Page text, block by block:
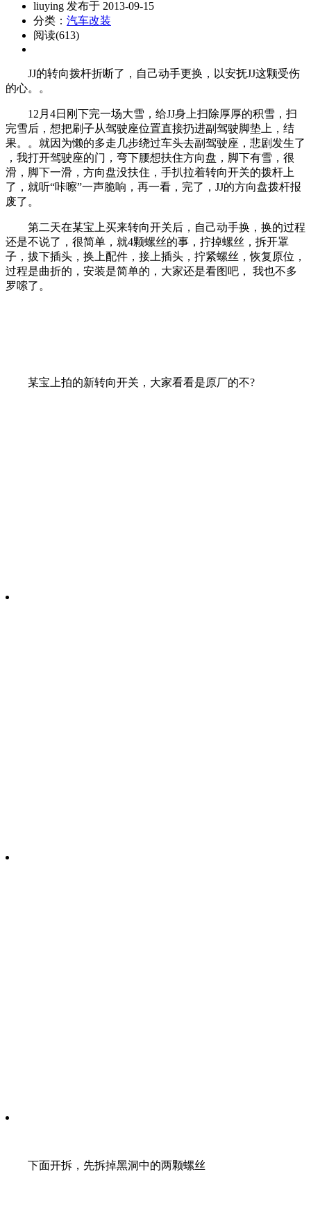
liuying 发布于 2013-09-15
分类： 汽车改装
阅读(613)
JJ的转向拨杆折断了，自己动手更换，以安抚JJ这颗受伤
的心。。
12月4日刚下完一场大雪，给JJ身上扫除厚厚的积雪，扫
完雪后，想把刷子从驾驶座位置直接扔进副驾驶脚垫上，结
果。。就因为懒的多走几步绕过车头去副驾驶座，悲剧发生了
，我打开驾驶座的门，弯下腰想扶住方向盘，脚下有雪，很
滑，脚下一滑，方向盘没扶住，手扒拉着转向开关的拨杆上
了，就听“咔嚓”一声脆响，再一看，完了，JJ的方向盘拨杆报
废了。
第二天在某宝上买来转向开关后，自己动手换，换的过程
还是不说了，很简单，就4颗螺丝的事，拧掉螺丝，拆开罩
子，拔下插头，换上配件，接上插头，拧紧螺丝，恢复原位，
过程是曲折的，安装是简单的，大家还是看图吧， 我也不多
罗嗦了。
某宝上拍的新转向开关，大家看看是原厂的不?
下面开拆，先拆掉黑洞中的两颗螺丝